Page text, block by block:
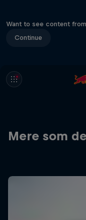
Want to see content
Continue
Mere som